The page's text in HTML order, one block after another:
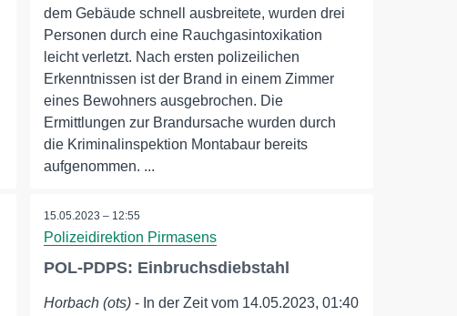
dem Gebäude schnell ausbreitete, wurden drei
Personen durch eine Rauchgasintoxikation
leicht verletzt. Nach ersten polizeilichen
Erkenntnissen ist der Brand in einem Zimmer
eines Bewohners ausgebrochen. Die
Ermittlungen zur Brandursache wurden durch
die Kriminalinspektion Montabaur bereits
aufgenommen. ...
15.05.2023 – 12:55
Polizeidirektion Pirmasens
POL-PDPS: Einbruchsdiebstahl
Horbach (ots) - In der Zeit vom 14.05.2023, 01:40